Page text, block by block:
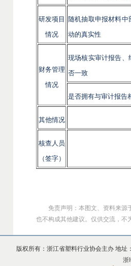
研发项目
情况
随机抽取申报材料
动的真实性
财务管理
情况
现场核实审计报告、
否一致
是否拥有与审计报告
其他情况
核查人员
（签字）
免责声明：本图文、资料来源
也不构成其他建议。仅供交流，
版权所有：浙江省塑料行业协会主办 地
浙